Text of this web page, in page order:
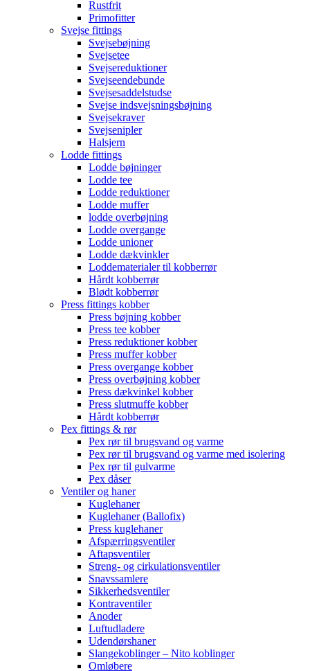
Rustfrit
Primofitter
Svejse fittings
Svejsebøjning
Svejsetee
Svejsereduktioner
Svejseendebunde
Svejsesaddelstudse
Svejse indsvejsningsbøjning
Svejsekraver
Svejsenipler
Halsjern
Lodde fittings
Lodde bøjninger
Lodde tee
Lodde reduktioner
Lodde muffer
lodde overbøjning
Lodde overgange
Lodde unioner
Lodde dækvinkler
Loddematerialer til kobberrør
Hårdt kobberrør
Blødt kobberrør
Press fittings kobber
Press bøjning kobber
Press tee kobber
Press reduktioner kobber
Press muffer kobber
Press overgange kobber
Press overbøjning kobber
Press dækvinkel kobber
Press slutmuffe kobber
Hårdt kobberrør
Pex fittings & rør
Pex rør til brugsvand og varme
Pex rør til brugsvand og varme med isolering
Pex rør til gulvarme
Pex dåser
Ventiler og haner
Kuglehaner
Kuglehaner (Ballofix)
Press kuglehaner
Afspærringsventiler
Aftapsventiler
Streng- og cirkulationsventiler
Snavssamlere
Sikkerhedsventiler
Kontraventiler
Anoder
Luftudladere
Udendørshaner
Slangekoblinger – Nito koblinger
Omløbere